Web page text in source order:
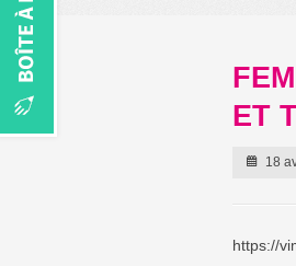
ET
18
https://